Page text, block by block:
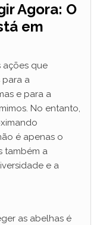
Agora: O
em
ações que
para a
e para a
No entanto,
é apenas o
também a
e a
as abelhas é